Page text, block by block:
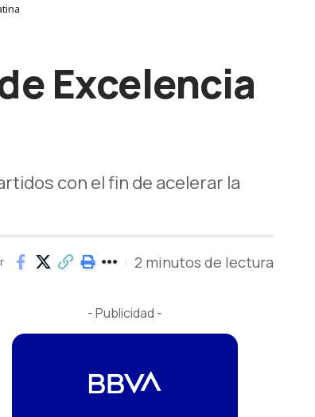
Excelencia
con el fin de acelerar la
2 minutos de lectura
- Publicidad -